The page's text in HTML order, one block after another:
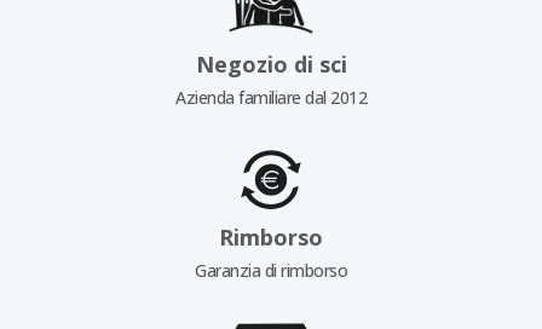
Negozio di sci
Azienda familiare dal 2012
Rimborso
Garanzia di rimborso